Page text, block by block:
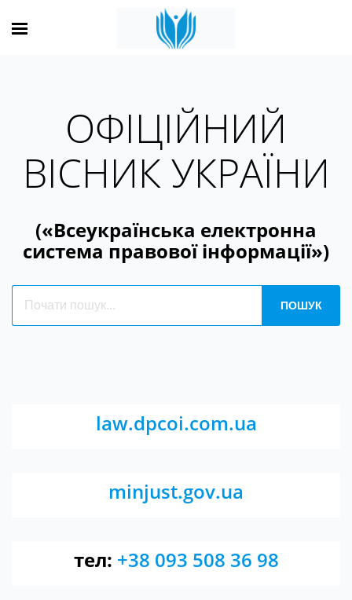
ОФІЦІЙНИЙ
ВІСНИК УКРАЇНИ
(«Всеукраїнська електронна
система правової інформації»)
law.dpcoi.com.ua
minjust.gov.ua
тел: +38 093 508 36 98